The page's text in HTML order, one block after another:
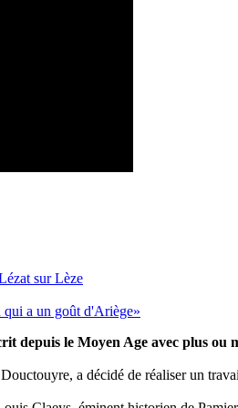
sur Lèze
qui a un goût d'Ariège»
depuis le Moyen Age avec plus ou
a décidé de réaliser un